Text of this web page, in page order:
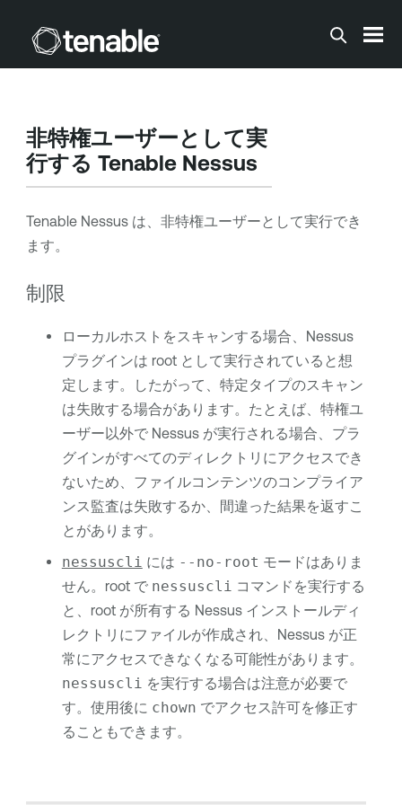
メインコンテンツに移動する
非特権ユーザーとして実
行する Tenable Nessus
Tenable Nessusは、非特権ユーザーとして実行でき
ます。
制限
ローカルホストをスキャンする場合、Nessus
プラグインは root として実行されていると想
定します。したがって、特定タイプのスキャン
は失敗する場合があります。たとえば、特権ユ
ーザー以外で Nessus が実行される場合、プラ
グインがすべてのディレクトリにアクセスでき
ないため、ファイルコンテンツのコンプライア
ンス監査は失敗するか、間違った結果を返すこ
とがあります。
nessuscli には --no-root モードはありま
せん。root で nessuscli コマンドを実行する
と、root が所有する Nessus インストールディ
レクトリにファイルが作成され、Nessus が正
常にアクセスできなくなる可能性があります。
nessuscli を実行する場合は注意が必要で
す。使用後に chown でアクセス許可を修正す
ることもできます。